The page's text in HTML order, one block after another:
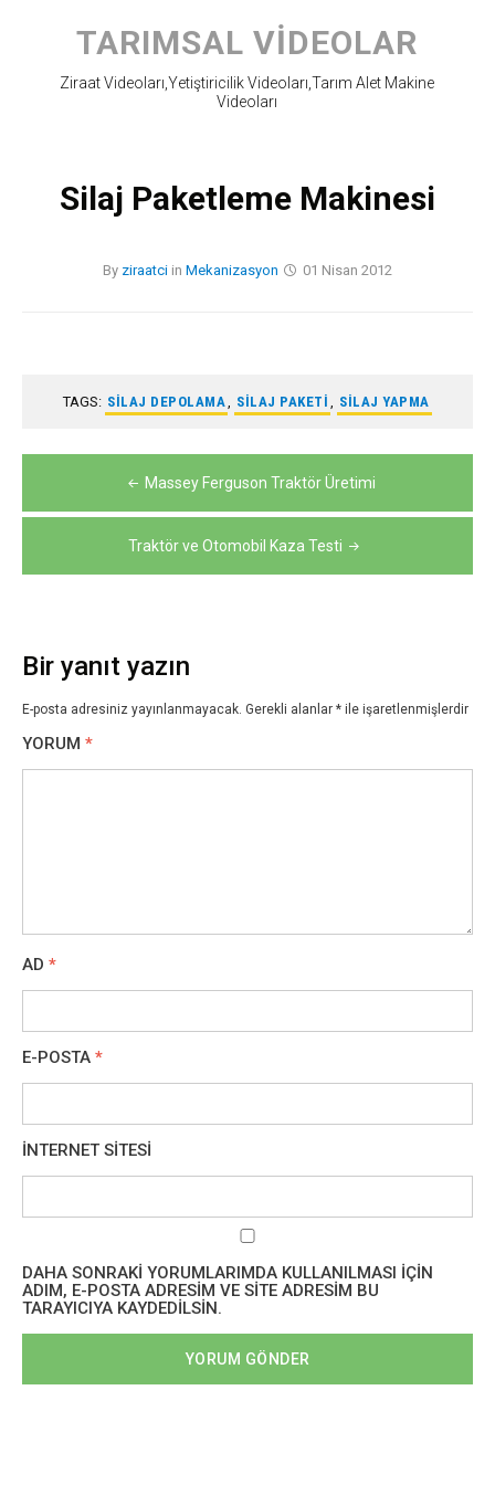
content
TARIMSAL VIDEOLAR
Ziraat Videoları,Yetiştiricilik Videoları,Tarım Alet Makine
Videoları
Silaj Paketleme Makinesi
By ziraatci in Mekanizasyon 01 Nisan 2012
TAGS: SILAJ DEPOLAMA, SILAJ PAKETI , SILAJ YAPMA
gezinmesi
Massey Ferguson Traktör Üretimi
Traktör ve Otomobil Kaza Testi
Bir yanıt yazın
E-posta adresiniz yayınlanmayacak. Gerekli alanlar * ile işaretlenmişlerdir
YORUM *
AD *
E-POSTA *
İNTERNET SITESI
DAHA SONRAKI YORUMLARIMDA KULLANILMASI IÇIN
ADIM, E-POSTA ADRESIM VE SITE ADRESIM BU
TARAYICIYA KAYDEDILSIN.